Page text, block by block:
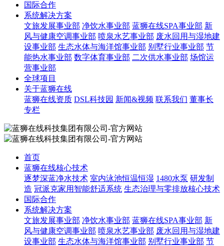
国际合作
系统解决方案
文旅发展事业部 净饮水事业部 蓝狮在线SPA事业部 新
风与健康空调事业部 喷泉水艺事业部 废水回用与湿地建
设事业部 生态水体与海洋馆事业部 别墅行业事业部 节
能热水事业部 数字体育事业部 二次供水事业部 场馆运
营事业部
全球项目
关于蓝狮在线
蓝狮在线资质 DSL科技园 新闻&视频 联系我们 董事长
专栏
首页
蓝狮在线核心技术
逐梦深蓝净水技术 室内泳池恒温恒湿 1480水泵 研发制
造 冠派克家用智能舒适系统 生态治理与零排放核心技术
国际合作
系统解决方案
文旅发展事业部 净饮水事业部 蓝狮在线SPA事业部 新
风与健康空调事业部 喷泉水艺事业部 废水回用与湿地建
设事业部 生态水体与海洋馆事业部 别墅行业事业部 节